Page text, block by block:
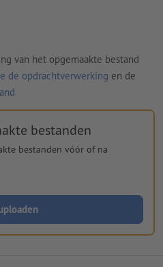
van het opgemaakte bestand
de opdrachtverwerking en de
bestanden
bestanden vóór of na